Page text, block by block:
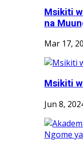
Msikiti
na
Mar 17,
Msikiti
Jun 8,